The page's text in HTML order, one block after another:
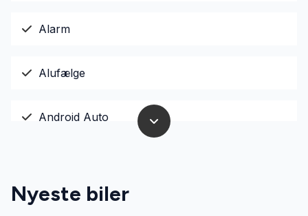
Alarm
Alufælge
Android Auto
Antispin
Nyeste biler